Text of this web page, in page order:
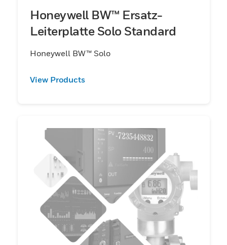
Honeywell BW™ Ersatz-
Leiterplatte Solo Standard
Honeywell BW™ Solo
View Products